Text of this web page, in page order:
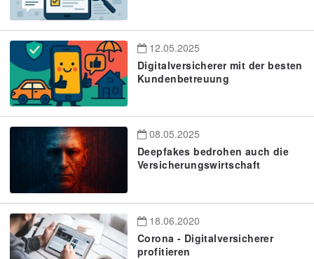
12.05.2025
Digitalversicherer mit der besten
Kundenbetreuung
08.05.2025
Deepfakes bedrohen auch die
Versicherungswirtschaft
18.06.2020
Corona - Digitalversicherer
profitieren